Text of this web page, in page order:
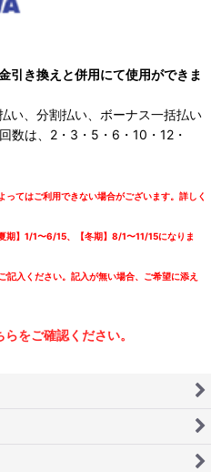
き換えと併用にて使用ができま
、分割払い、ボーナス一括払い
数は、2・3・5・6・10・12・
はご利用できない場合がございます。詳しく
1/1〜6/15、【冬期】8/1〜11/15になりま
ください。記入が無い場合、ご希望に添え
をご確認ください。